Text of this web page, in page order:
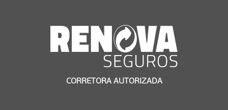
CORRETORA AUTORIZADA